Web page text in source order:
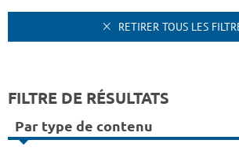
RETIRER TOUS LES
FILTRE DE RÉSULTATS
Par type de contenu